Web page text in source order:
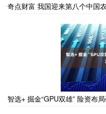
奇点财富 我国迎来第八个中国
智选+ 掘金“GPU双雄” 险资布